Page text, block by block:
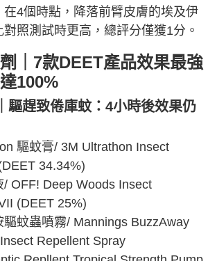
4個時點，降落前臂皮膚的埃及伊
照測試時更高，總評分僅獲1分。
｜7款DEET產品效果最強
100%
驅趕致倦庫蚊：4小時後效果仍
驅蚊膏/ 3M Ultrathon Insect
34.34%)
/ OFF! Deep Woods Insect
(DEET 25%)
驅蚊蟲噴霧/ Mannings BuzzAway
Repellent Spray